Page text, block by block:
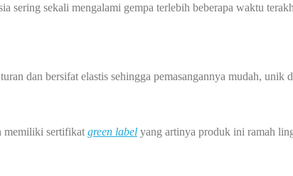
sering sekali mengalami gempa terlebih beberapa waktu
dan bersifat elastis sehingga pemasangannya mudah, unik
memiliki sertifikat green label yang artinya produk ini ramah